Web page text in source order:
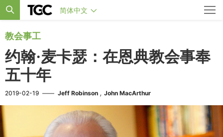
简体中文
教会事工
约翰·麦卡瑟：在恩典教会事奉
五十年
2019-02-19 —— Jeff Robinson , John MacArthur